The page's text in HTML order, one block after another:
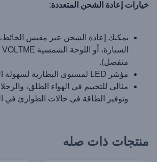
خيارات إعادة الشحن المتعددة:
يمكنك إعادة الشحن عبر مقبس الحائط،
منفصل).
مؤشر LED لمستوى البطارية لسهولة المراقبة.
مثالي للتخييم في الهواء الطلق،
وتوفير الطاقة في حالات الطوارئ في
منتجات ذات صله